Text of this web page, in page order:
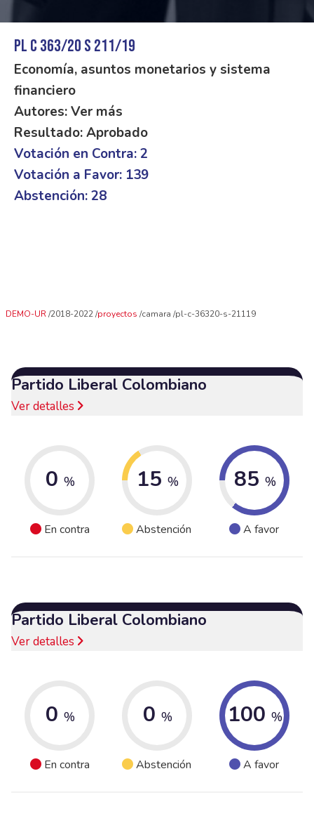
PL C 363/20 S 211/19
Economía, asuntos monetarios y sistema
financiero
Autores: Ver más
Resultado: Aprobado
Votación en Contra: 2
Votación a Favor: 139
Abstención: 28
DEMO-UR 2018-2022 proyectos camara pl-c-36320-s-21119
Partido Liberal Colombiano
Ver detalles
0 %
En contra
15 %
Abstención
85 %
A favor
Partido Liberal Colombiano
Ver detalles
0 %
En contra
0 %
Abstención
100 %
A favor